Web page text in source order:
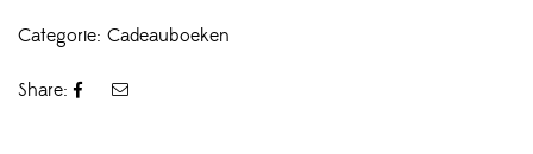
Categorie: Cadeauboeken
Share: